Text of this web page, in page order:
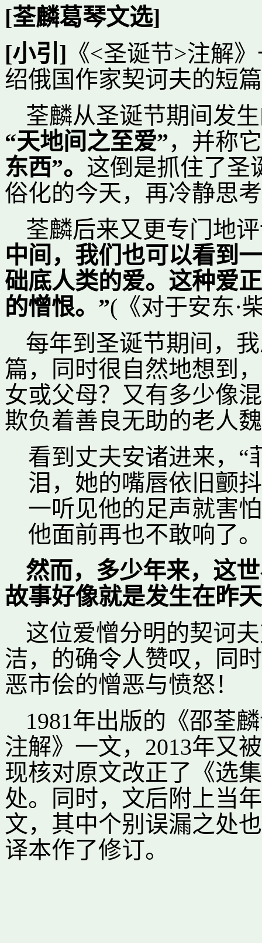
[荃麟葛琴文选]
[小引] 《<圣诞节>注解
绍俄国作家契诃夫的短
荃麟从圣诞节期间发
“天地间之至爱”，并称它
东西”。 这倒是抓住了圣
俗化的今天，再冷静思
荃麟后来又更专门地
中间，我们也可以看到
础底人类的爱。这种爱
的憎恨。”(《对于安东·
每年到圣诞节期间，
篇，同时很自然地想到
女或父母？又有多少像
欺负着善良无助的老人
看到丈夫安诸进来，“
泪，她的嘴唇依旧颤
一听见他的足声就害
他面前再也不敢响了
然而，多少年来，这
故事好像就是发生在昨
这位爱憎分明的契诃
洁，的确令人赞叹，同
恶市侩的憎恶与愤怒！
1981年出版的《邵荃
注解》一文，2013年又
现核对原文改正了《选
处。同时，文后附上当
文，其中个别误漏之处
译本作了修订。